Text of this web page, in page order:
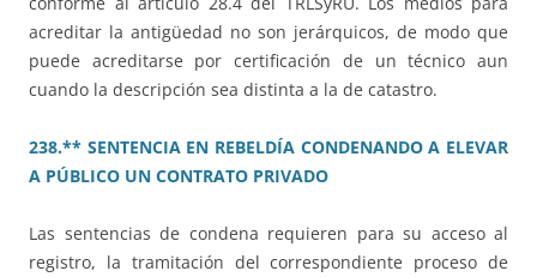
acreditar la antigüedad no son jerárquicos, de modo que
puede acreditarse por certificación de un técnico aun
cuando la descripción sea distinta a la de catastro.
238.** SENTENCIA EN REBELDÍA CONDENANDO A ELEVAR
A PÚBLICO UN CONTRATO PRIVADO
Las sentencias de condena requieren para su acceso al
registro, la tramitación del correspondiente proceso de